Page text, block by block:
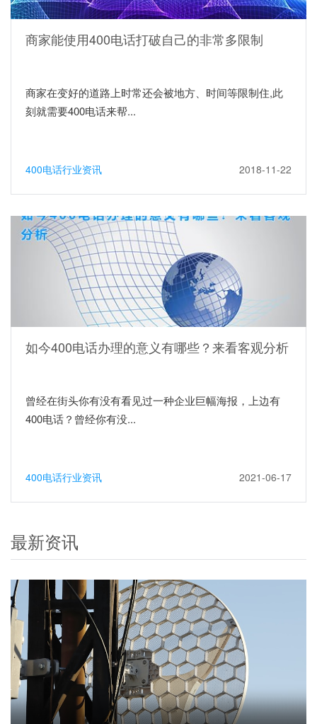
商家能使用400电话打破自己的非常多限制
商家在变好的道路上时常还会被地方、时间等限制住,此
刻就需要400电话来帮...
400电话行业资讯 2018-11-22
如今400电话办理的意义有哪些？来看客观分析
曾经在街头你有没有看见过一种企业巨幅海报，上边有
400电话？曾经你有没...
400电话行业资讯 2021-06-17
最新资讯